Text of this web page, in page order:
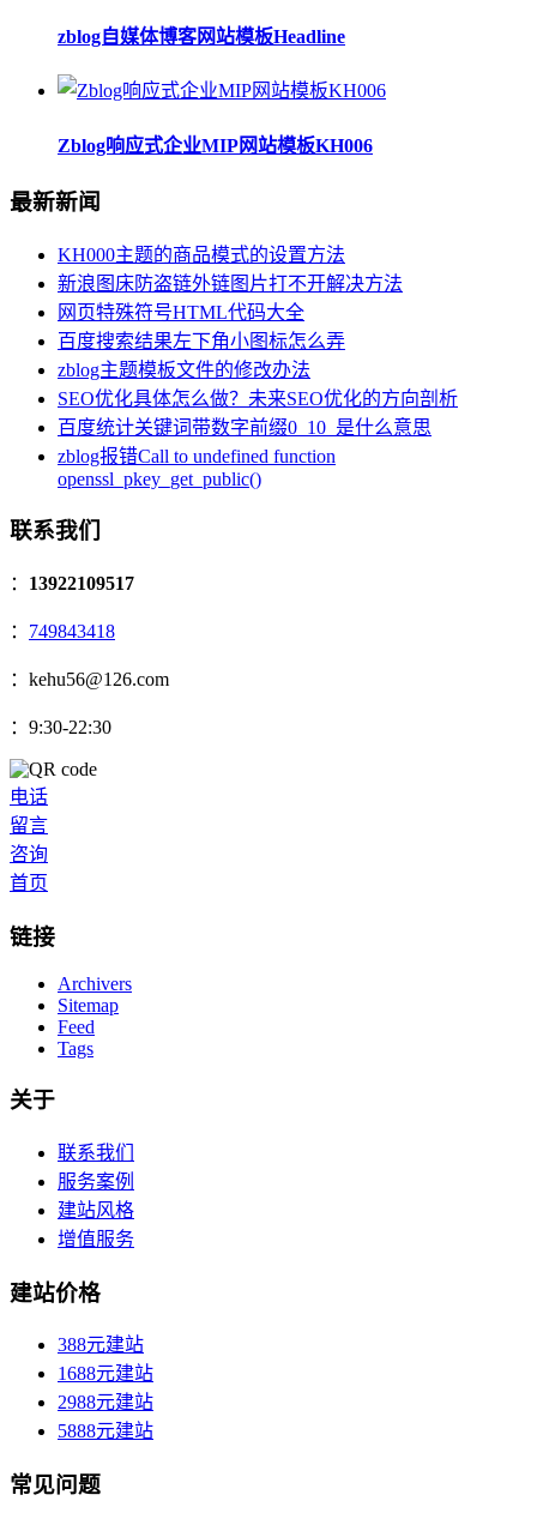
zblog自媒体博客网站模板Headline
Zblog响应式企业MIP网站模板KH006
最新新闻
KH000主题的商品模式的设置方法
新浪图床防盗链外链图片打不开解决方法
网页特殊符号HTML代码大全
百度搜索结果左下角小图标怎么弄
zblog主题模板文件的修改办法
SEO优化具体怎么做？未来SEO优化的方向剖析
百度统计关键词带数字前缀0_10_是什么意思
zblog报错Call to undefined function
openssl_pkey_get_public()
联系我们
： 13922109517
： 749843418
：kehu56@126.com
：9:30-22:30
电话
留言
咨询
首页
链接
Archivers
Sitemap
Feed
Tags
关于
联系我们
服务案例
建站风格
增值服务
建站价格
388元建站
1688元建站
2988元建站
5888元建站
常见问题